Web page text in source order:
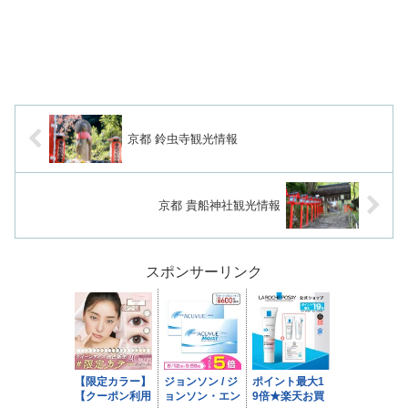
京都 鈴虫寺観光情報
京都 貴船神社観光情報
スポンサーリンク